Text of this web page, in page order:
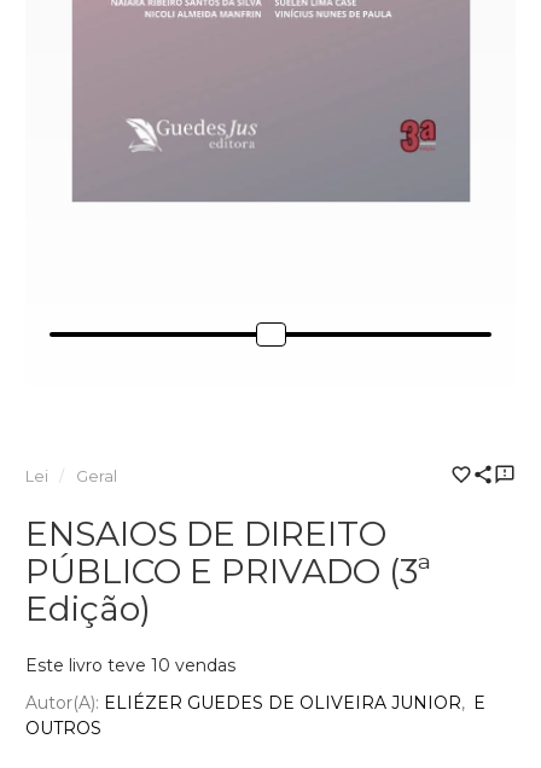
Lei Geral
ENSAIOS DE DIREITO
PÚBLICO E PRIVADO (3ª
Edição)
Este livro teve 10 vendas
Autor(a): ELIÉZER GUEDES DE OLIVEIRA JUNIOR
E
OUTROS